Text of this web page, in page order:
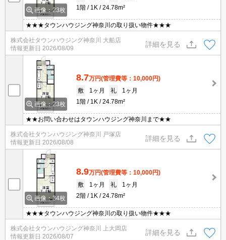
画像：23枚
1階
1K 24.78m²
★★★タウンハウジング神奈川の取り扱い物件★★★
株式会社タウンハウジング神奈川 大船店
情報更新日 2026/08/09
詳細を見る
画像：23枚
8.7万円(管理費等：10,000円)
敷
1ヶ月 礼
1ヶ月
1階
1K 24.78m²
★★お問い合わせはタウンハウジング神奈川まで★★
株式会社タウンハウジング神奈川 戸塚店
情報更新日 2026/08/08
詳細を見る
画像：34枚
8.9万円(管理費等：10,000円)
敷
1ヶ月 礼
1ヶ月
2階
1K 24.78m²
★★★タウンハウジング神奈川の取り扱い物件★★★
株式会社タウンハウジング神奈川 上大岡店
情報更新日 2026/08/07
詳細を見る